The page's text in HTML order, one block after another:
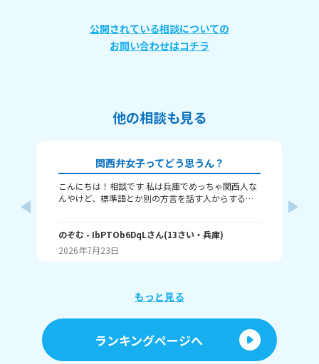
公開されている相談についての
お問い合わせはコチラ
他の相談も見る
関西弁女子ってどう思うん？
こんにちは！相談です 私は兵庫でめっちゃ関西人な
んやけど、標準語とか別の方言を話す人からする
ちがって、日々ボケとツッコミとかなさそうやし、
変なイメージ持たれんのかなぁって！ 別に普通の時
は結構自然に？まあゆるめにみんな使っとぉけど、
ん？ とか、普通の会話で話す時も、気が強そうみた
聞きたいです！
のぞむ - IbPTOb6DqLさん(13さい・ 兵庫)
2026年7月23日
もっと見る
ランキングページへ